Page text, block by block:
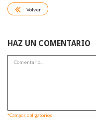
Volver
HAZ UN COMENTARIO
*Campos obligatorios